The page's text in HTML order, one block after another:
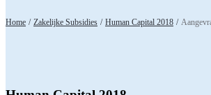
Home / Zakelijke Subsidies / Human Capital 2018 /